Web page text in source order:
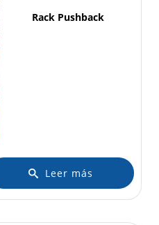
Rack Pushback
Leer más